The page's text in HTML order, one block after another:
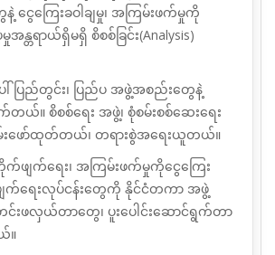
နဲ့ ငွေကြေးခဝါချမှု၊ အကြမ်းဖက်မှုကို
န္တရာယ်ရှိမရှိ စိစစ်ခြင်း(Analysis)
ပြည်တွင်း၊ ပြည်ပ အဖွဲ့အစည်းတွေနဲ့
တယ်။ စိစစ်ရေး အဖွဲ့၊ စုံစမ်းစစ်ဆေးရေး
းဖော်ထုတ်တယ်၊ တရားစွဲအရေးယူတယ်။
တိုက်ဖျက်ရေး၊ အကြမ်းဖက်မှုကိုငွေကြေး
ရေးလုပ်ငန်းတွေကို နိုင်ငံတကာ အဖွဲ့
င်းဖလှယ်တာတွေ၊ ပူးပေါင်းဆောင်ရွက်တာ
။